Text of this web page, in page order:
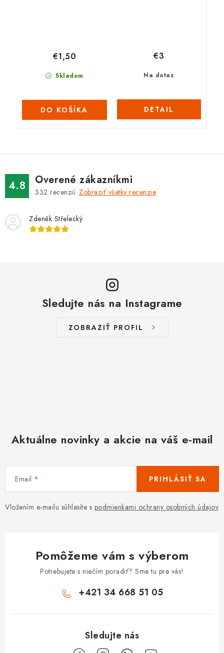
Skladom
€1,50
DO KOŠÍKA
Na dotaz
€3
DETAIL
4.8 Overené zákazníkmi
332 recenzií. Zobraziť všetky recenzie
Zdeněk Střelecký
Sledujte nás na Instagrame
ZOBRAZIŤ PROFIL
Aktuálne novinky a akcie na váš e-mail
Email
Vložením e-mailu súhlasíte s podmienkami ochrany osobných údajov
PRIHLÁSIŤ SA
Pomôžeme vám s výberom
Potrebujete s niečím poradiť? Sme tu pre vás!
+421 34 668 51 05